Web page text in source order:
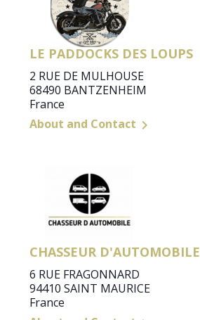
LE PADDOCKS DES LOUPS
2 RUE DE MULHOUSE
68490 BANTZENHEIM
France
About and Contact 
CHASSEUR D'AUTOMOBILE
6 RUE FRAGONNARD
94410 SAINT MAURICE
France